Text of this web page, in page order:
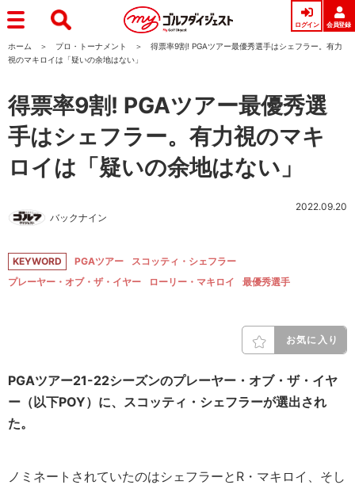
ログイン 会員登録
ホーム プロ・トーナメント
得票率9割! PGAツアー最優秀選手はシェフラー。有力
視のマキロイは「疑いの余地はない」
得票率9割! PGAツアー最優秀選
手はシェフラー。有力視のマキ
ロイは「疑いの余地はない」
バックナイン
2022.09.20
KEYWORD PGAツアー
スコッティ・シェフラー
プレーヤー・オブ・ザ・イヤー
ローリー・マキロイ 最優秀選手
お気に入り
PGAツアー21-22シーズンのプレーヤー・オブ・ザ・イヤ
ー（以下POY）に、スコッティ・シェフラーが選出され
た。
ノミネートされていたのはシェフラーとR・マキロイ、そし